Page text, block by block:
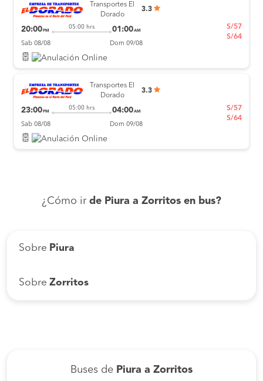
Transportes El
Dorado
3.3
20:00 PM
05:00 hrs 01:00AM
Sab 08/08 Dom 09/08
S/57
S/64
Transportes El
Dorado
3.3
23:00 PM
05:00 hrs 04:00AM
Sab 08/08 Dom 09/08
S/57
S/64
¿Cómo ir de Piura a Zorritos en bus?
Sobre Piura
Sobre Zorritos
Buses de Piura a Zorritos